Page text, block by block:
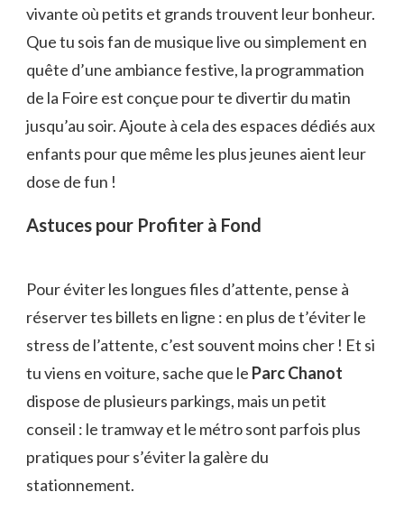
vivante où petits et grands trouvent leur bonheur.
Que tu sois fan de musique live ou simplement en
quête d’une ambiance festive, la programmation
de la Foire est conçue pour te divertir du matin
jusqu’au soir. Ajoute à cela des espaces dédiés aux
enfants pour que même les plus jeunes aient leur
dose de fun !
Astuces pour Profiter à Fond
Pour éviter les longues files d’attente, pense à
réserver tes billets en ligne : en plus de t’éviter le
stress de l’attente, c’est souvent moins cher ! Et si
tu viens en voiture, sache que le Parc Chanot
dispose de plusieurs parkings, mais un petit
conseil : le tramway et le métro sont parfois plus
pratiques pour s’éviter la galère du
stationnement.